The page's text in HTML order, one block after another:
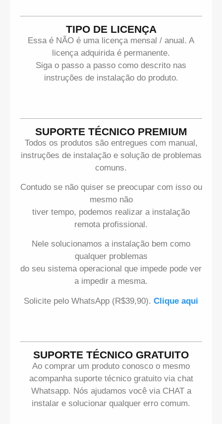
TIPO DE LICENÇA
Essa é NÃO é uma licença mensal / anual. A
licença adquirida é permanente.
Siga o passo a passo como descrito nas
instruções de instalação do produto.
SUPORTE TÉCNICO PREMIUM
Todos os produtos são entregues com manual,
instruções de instalação e solução de problemas
comuns.
Contudo se não quiser se preocupar com isso ou
mesmo não
tiver tempo, podemos realizar a instalação
remota profissional.
Nele solucionamos a instalação bem como
qualquer problemas
do seu sistema operacional que impede pode ver
a impedir a mesma.
Solicite pelo WhatsApp (R$39,90). Clique aqui
SUPORTE TÉCNICO GRATUITO
Ao comprar um produto conosco o mesmo
acompanha suporte técnico gratuito via chat
Whatsapp. Nós ajudamos você via CHAT a
instalar e solucionar qualquer erro comum.